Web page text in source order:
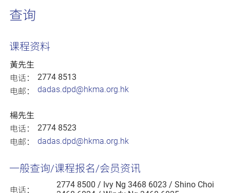
查询
课程资料
黃先生
电话：
2774 8513
电邮：
dadas.dpd@hkma.org.hk
楊先生
电话：
2774 8523
电邮：
dadas.dpd@hkma.org.hk
一般查询/课程报名/会员资讯
电话：
2774 8500 / Ivy Ng 3468 6023 / Shino Choi